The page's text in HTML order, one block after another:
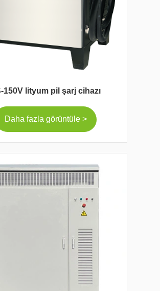
150V lityum pil şarj cihazı
Daha fazla görüntüle >